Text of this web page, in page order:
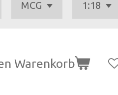
Warenkorb